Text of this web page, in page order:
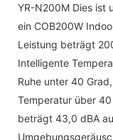
YR-N200M Dies ist
ein COB200W
Leistung beträgt
Intelligente
Ruhe unter 40
Temperatur über
beträgt 43,0 dBA